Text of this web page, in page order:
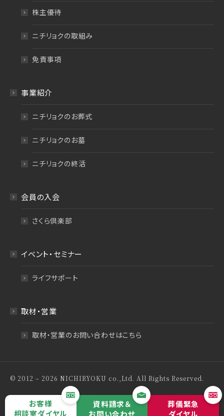
お客様
相談室ダイヤル
資料請求＆
お問い合わせ
葬儀緊急
ダイヤル
株主優待
ニチリョクの取組み
免責事項
事業紹介
ニチリョクのお葬式
ニチリョクのお墓
ニチリョクの終活
会員の入会
さくら倶楽部
イベント・セミナー
ライフサポート
取材・営業
取材・営業のお問い合わせはこちら
© 2012 – 2026 NICHIRYOKU co.,Ltd. All Rights Reserved.
特定商取引法について プライバシーポリシー